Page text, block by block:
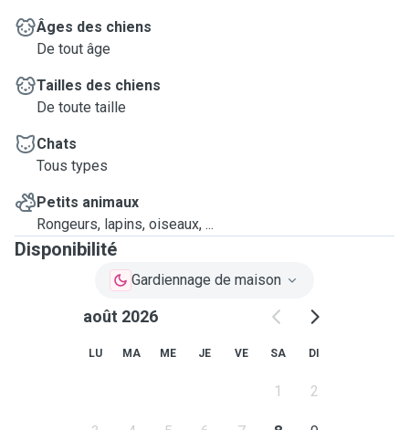
Âges des chiens
De tout âge
Tailles des chiens
De toute taille
Chats
Tous types
Petits animaux
Rongeurs, lapins, oiseaux, ...
Disponibilité
Gardiennage de maison
août 2026
LU MA ME JE VE SA DI
1 2